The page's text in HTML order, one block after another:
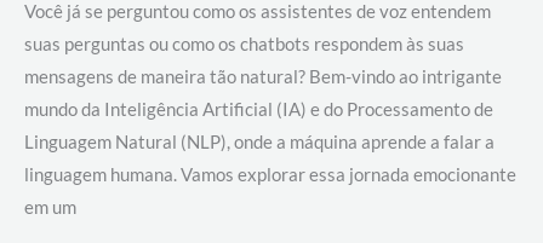
Você já se perguntou como os assistentes de voz entendem
suas perguntas ou como os chatbots respondem às suas
mensagens de maneira tão natural? Bem-vindo ao intrigante
mundo da Inteligência Artificial (IA) e do Processamento de
Linguagem Natural (NLP), onde a máquina aprende a falar a
linguagem humana. Vamos explorar essa jornada emocionante
em um